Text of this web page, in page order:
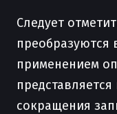
Следует
преобразуются
применением
сокращения